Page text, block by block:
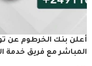
أعلن بنك الخرطوم عن
المباشر مع فريق خدمة